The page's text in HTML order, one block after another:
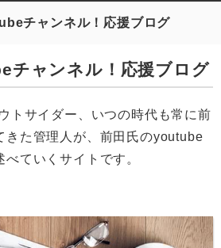
チャンネル！応援ブログ
チャンネル！応援ブログ
トサイダー、いつの時代も常に前
きた管理人が、前田氏のyoutube
ていくサイトです。